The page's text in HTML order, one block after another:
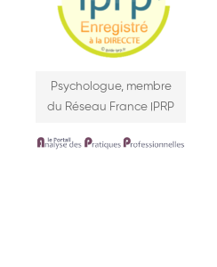
Psychologue, membre
du Réseau France IPRP